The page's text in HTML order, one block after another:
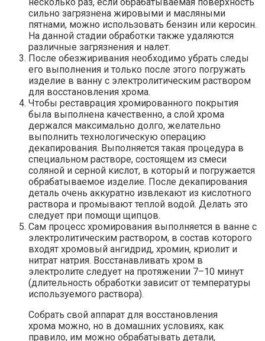
сильно загрязнена жировыми и масляными
пятнами, можно использовать бензин или керосин.
На данной стадии обработки также удаляются
различные загрязнения и налет.
После обезжиривания необходимо убрать следы
его выполнения и только после этого погружать
изделие в ванну с электролитическим раствором
для восстановления хрома.
Чтобы реставрация хромированного покрытия
была выполнена качественно, а слой хрома
держался максимально долго, желательно
выполнить технологическую операцию
декапирования. Выполняется такая процедура в
специальном растворе, состоящем из смеси
соляной и серной кислот, в который и погружается
обрабатываемое изделие. После декапирования
деталь очень аккуратно извлекают из кислотного
раствора и промывают теплой водой. Делать это
следует при помощи щипцов.
Сам процесс хромирования выполняется в ванне с
электролитическим раствором, в состав которого
входят хромовый ангидрид, хромин, криолит и
нитрат натрия. Восстанавливать хром в
электролите следует на протяжении 7–10 минут
(длительность обработки зависит от температуры
используемого раствора).
Собрать свой аппарат для восстановления
хрома можно, но в домашних условиях, как
правило, им можно обрабатывать детали,